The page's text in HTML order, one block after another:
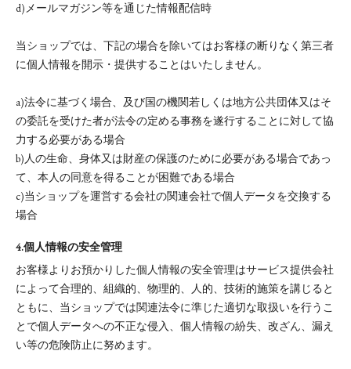
d)メールマガジン等を通じた情報配信時
当ショップでは、下記の場合を除いてはお客様の断りなく第三者
に個人情報を開示・提供することはいたしません。
a)法令に基づく場合、及び国の機関若しくは地方公共団体又はそ
の委託を受けた者が法令の定める事務を遂行することに対して協
力する必要がある場合
b)人の生命、身体又は財産の保護のために必要がある場合であっ
て、本人の同意を得ることが困難である場合
c)当ショップを運営する会社の関連会社で個人データを交換する
場合
4.個人情報の安全管理
お客様よりお預かりした個人情報の安全管理はサービス提供会社
によって合理的、組織的、物理的、人的、技術的施策を講じると
ともに、当ショップでは関連法令に準じた適切な取扱いを行うこ
とで個人データへの不正な侵入、個人情報の紛失、改ざん、漏え
い等の危険防止に努めます。